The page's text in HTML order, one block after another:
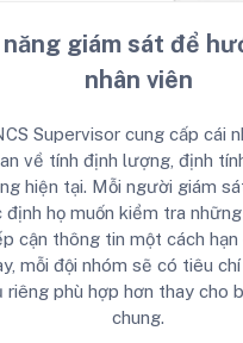
giám sát để
nhân viên
Supervisor cung cấp cái
về tính định lượng, định
hiện tại. Mỗi người giám
định họ muốn kiểm tra
cận thông tin một cách hạn
mỗi đội nhóm sẽ có tiêu
riêng phù hợp hơn thay cho
chung.